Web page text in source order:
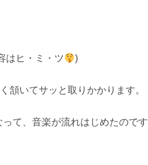
はヒ・ミ・ツ )
頷いてサッと取りかかります。
て、音楽が流れはじめたのです